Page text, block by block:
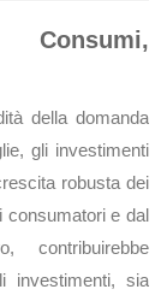
della domanda
gli investimenti
robusta dei
consumatori e dal
contribuirebbe
investimenti, sia